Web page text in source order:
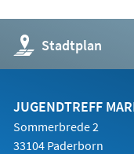
Stadtplan
(Öffnet
in
einem
Tab)
JUGENDTREFF
Sommerbrede 2
33104 Paderborn